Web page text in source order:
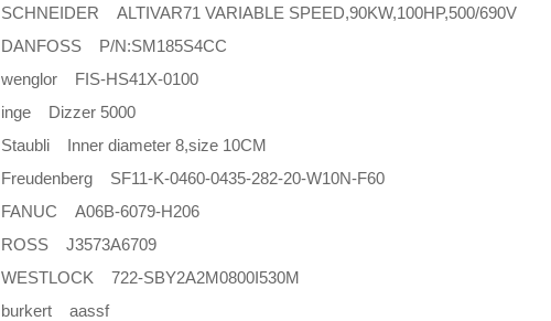
SCHNEIDER ALTIVAR71 VARIABLE SPEED,90KW,100HP,500/690V
DANFOSS P/N:SM185S4CC
wenglor FIS-HS41X-0100
inge Dizzer 5000
Staubli Inner diameter 8,size 10CM
Freudenberg SF11-K-0460-0435-282-20-W10N-F60
FANUC A06B-6079-H206
ROSS J3573A6709
WESTLOCK 722-SBY2A2M0800I530M
burkert aassf